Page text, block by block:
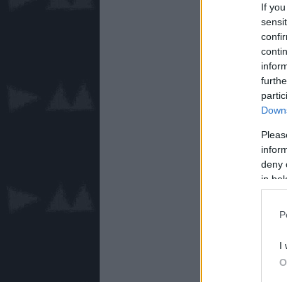
If
deny
in
I